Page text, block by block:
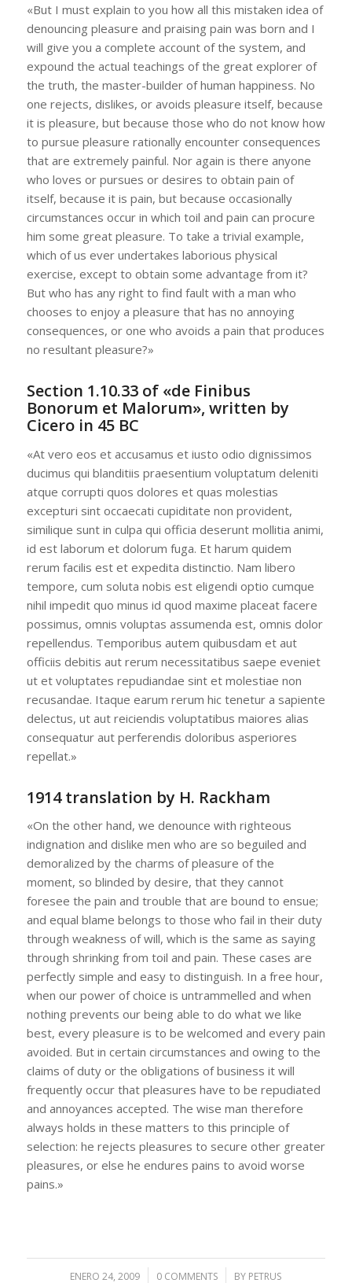
«But I must explain to you how all this mistaken idea of
denouncing pleasure and praising pain was born and I
will give you a complete account of the system, and
expound the actual teachings of the great explorer of
the truth, the master-builder of human happiness. No
one rejects, dislikes, or avoids pleasure itself, because
it is pleasure, but because those who do not know how
to pursue pleasure rationally encounter consequences
that are extremely painful. Nor again is there anyone
who loves or pursues or desires to obtain pain of
itself, because it is pain, but because occasionally
circumstances occur in which toil and pain can procure
him some great pleasure. To take a trivial example,
which of us ever undertakes laborious physical
exercise, except to obtain some advantage from it?
But who has any right to find fault with a man who
chooses to enjoy a pleasure that has no annoying
consequences, or one who avoids a pain that produces
no resultant pleasure?»
Section 1.10.33 of «de Finibus
Bonorum et Malorum», written by
Cicero in 45 BC
«At vero eos et accusamus et iusto odio dignissimos
ducimus qui blanditiis praesentium voluptatum deleniti
atque corrupti quos dolores et quas molestias
excepturi sint occaecati cupiditate non provident,
similique sunt in culpa qui officia deserunt mollitia animi,
id est laborum et dolorum fuga. Et harum quidem
rerum facilis est et expedita distinctio. Nam libero
tempore, cum soluta nobis est eligendi optio cumque
nihil impedit quo minus id quod maxime placeat facere
possimus, omnis voluptas assumenda est, omnis dolor
repellendus. Temporibus autem quibusdam et aut
officiis debitis aut rerum necessitatibus saepe eveniet
ut et voluptates repudiandae sint et molestiae non
recusandae. Itaque earum rerum hic tenetur a sapiente
delectus, ut aut reiciendis voluptatibus maiores alias
consequatur aut perferendis doloribus asperiores
repellat.»
1914 translation by H. Rackham
«On the other hand, we denounce with righteous
indignation and dislike men who are so beguiled and
demoralized by the charms of pleasure of the
moment, so blinded by desire, that they cannot
foresee the pain and trouble that are bound to ensue;
and equal blame belongs to those who fail in their duty
through weakness of will, which is the same as saying
through shrinking from toil and pain. These cases are
perfectly simple and easy to distinguish. In a free hour,
when our power of choice is untrammelled and when
nothing prevents our being able to do what we like
best, every pleasure is to be welcomed and every pain
avoided. But in certain circumstances and owing to the
claims of duty or the obligations of business it will
frequently occur that pleasures have to be repudiated
and annoyances accepted. The wise man therefore
always holds in these matters to this principle of
selection: he rejects pleasures to secure other greater
pleasures, or else he endures pains to avoid worse
pains.»
ENERO 24, 2009
/ 0 COMMENTS
/ BY PETRUS